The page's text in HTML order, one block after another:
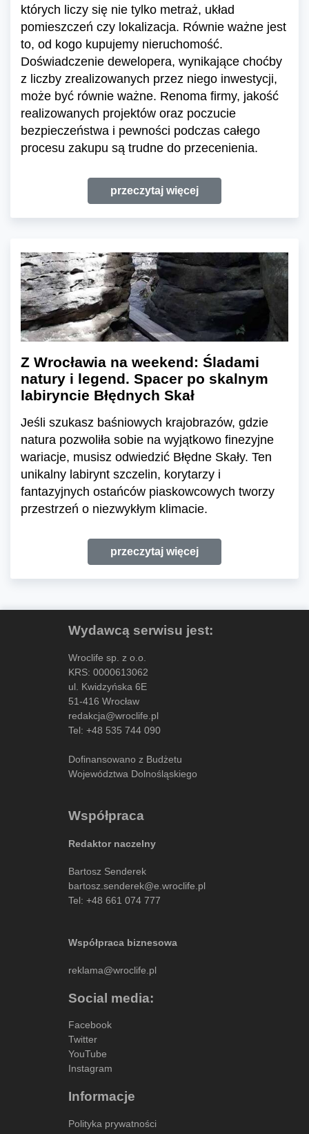
których liczy się nie tylko metraż, układ
pomieszczeń czy lokalizacja. Równie ważne jest
to, od kogo kupujemy nieruchomość.
Doświadczenie dewelopera, wynikające choćby
z liczby zrealizowanych przez niego inwestycji,
może być równie ważne. Renoma firmy, jakość
realizowanych projektów oraz poczucie
bezpieczeństwa i pewności podczas całego
procesu zakupu są trudne do przecenienia.
przeczytaj więcej
Z Wrocławia na weekend: Śladami
natury i legend. Spacer po skalnym
labiryncie Błędnych Skał
Jeśli szukasz baśniowych krajobrazów, gdzie
natura pozwoliła sobie na wyjątkowo finezyjne
wariacje, musisz odwiedzić Błędne Skały. Ten
unikalny labirynt szczelin, korytarzy i
fantazyjnych ostańców piaskowcowych tworzy
przestrzeń o niezwykłym klimacie.
przeczytaj więcej
Wydawcą serwisu jest:
Wroclife sp. z o.o.
KRS: 0000613062
ul. Kwidzyńska 6E
51-416 Wrocław
redakcja@wroclife.pl
Tel: +48 535 744 090
Dofinansowano z Budżetu
Województwa Dolnośląskiego
Współpraca
Redaktor naczelny
Bartosz Senderek
bartosz.senderek@e.wroclife.pl
Tel: +48 661 074 777
Współpraca biznesowa
reklama@wroclife.pl
Social media:
Facebook
Twitter
YouTube
Instagram
Informacje
Polityka prywatności